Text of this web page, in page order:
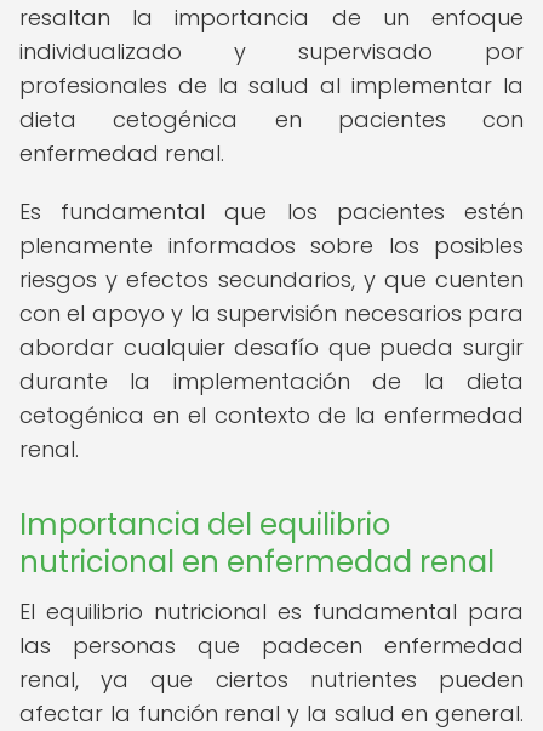
resaltan la importancia de un enfoque
individualizado y supervisado por
profesionales de la salud al implementar la
dieta cetogénica en pacientes con
enfermedad renal.
Es fundamental que los pacientes estén
plenamente informados sobre los posibles
riesgos y efectos secundarios, y que cuenten
con el apoyo y la supervisión necesarios para
abordar cualquier desafío que pueda surgir
durante la implementación de la dieta
cetogénica en el contexto de la enfermedad
renal.
Importancia del equilibrio
nutricional en enfermedad renal
El equilibrio nutricional es fundamental para
las personas que padecen enfermedad
renal, ya que ciertos nutrientes pueden
afectar la función renal y la salud en general.